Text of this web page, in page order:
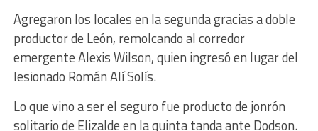
Agregaron los locales en la segunda gracias a doble
productor de León, remolcando al corredor
emergente Alexis Wilson, quien ingresó en lugar del
lesionado Román Alí Solís.
Lo que vino a ser el seguro fue producto de jonrón
solitario de Elizalde en la quinta tanda ante Dodson.